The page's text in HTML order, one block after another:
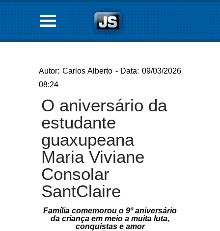
Autor: Carlos Alberto - Data: 09/03/2026
08:24
O aniversário da
estudante
guaxupeana
Maria Viviane
Consolar
SantClaire
Família comemorou o 9º aniversário
da criança em meio a muita luta,
conquistas e amor